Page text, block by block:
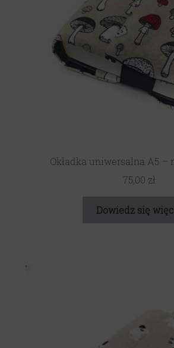
Okładka uniwersalna A5 –
75,00 zł
Dowiedz się